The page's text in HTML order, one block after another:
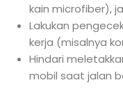
kain microfiber),
Lakukan
kerja (misalnya
Hindari
mobil saat jalan